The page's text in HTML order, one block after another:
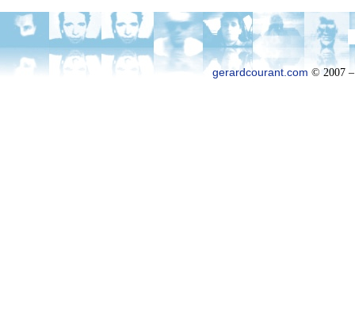
gerardcourant.com © 2007